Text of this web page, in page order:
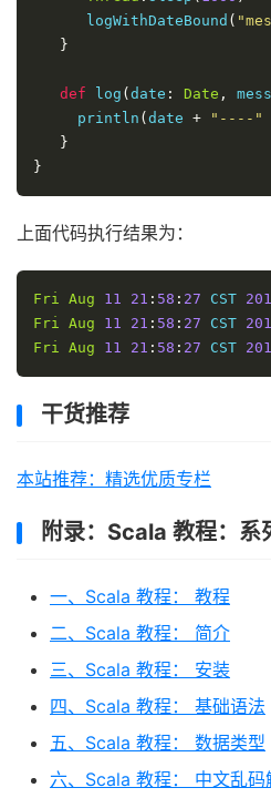
      logWithDateBound
(
}
def log ( date : Date ,
     println
( date + "----"
}
}
上面代码执行结果为：
Fri Aug 11 21 : 58 : 27 CST
Fri Aug 11 21 : 58 : 27 CST
Fri Aug 11 21 : 58 : 27 CST
干货推荐
本站推荐：精选优质专栏
附录：Scala 教程：系
一、Scala 教程： 教程
二、Scala 教程： 简介
三、Scala 教程： 安装
四、Scala 教程： 基础语法
五、Scala 教程： 数据类型
六、Scala 教程： 中文乱码